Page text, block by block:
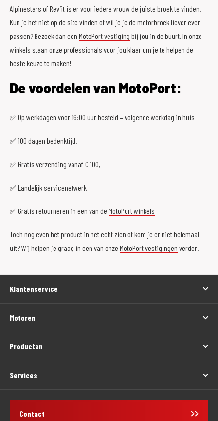
Alpinestars of Rev’it is er voor iedere vrouw de juiste broek te vinden.
Kun je het niet op de site vinden of wil je je de motorbroek liever even
passen? Bezoek dan een MotoPort vestiging bij jou in de buurt. In onze
winkels staan onze professionals voor jou klaar om je te helpen de
beste keuze te maken!
De voordelen van MotoPort:
✅ Op werkdagen voor 16:00 uur besteld = volgende werkdag in huis
✅ 100 dagen bedenktijd!
✅ Gratis verzending vanaf € 100,-
✅ Landelijk servicenetwerk
✅ Gratis retourneren in een van de MotoPort winkels
Toch nog even het product in het echt zien of kom je er niet helemaal
uit? Wij helpen je graag in een van onze MotoPort vestigingen verder!
Klantenservice
Motoren
Producten
Services
Contact